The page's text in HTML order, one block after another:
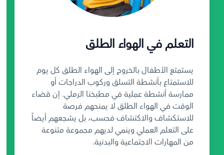
التعلم في الهواء الطلق
يستمتع الأطفال بالخروج إلى الهواء الطلق كل يوم
للاستمتاع بأنشطة التسلق وركوب الدراجات أو
ممارسة أنشطة عملية في مطبخنا الرملي. إن قضاء
الوقت في الهواء الطلق لا يمنحهم فرصة
للاستكشاف والاكتشاف فحسب، بل يشجعهم أيضاً
على التعلم العملي وينمي لديهم مجموعة متنوعة
من المهارات الاجتماعية والبدنية.